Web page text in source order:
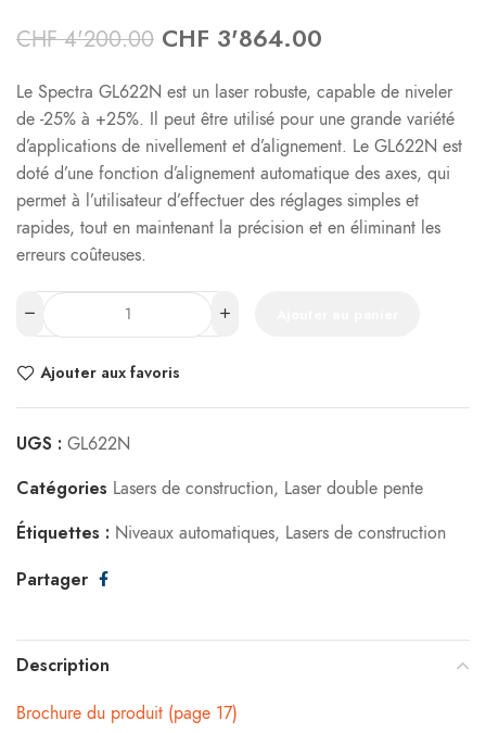
CHF4'200.00 CHF 3'864.00
Le Spectra GL622N est un laser robuste, capable de niveler
de -25% à +25%. Il peut être utilisé pour une grande variété
d’applications de nivellement et d’alignement. Le GL622N est
doté d’une fonction d’alignement automatique des axes, qui
permet à l’utilisateur d’effectuer des réglages simples et
rapides, tout en maintenant la précision et en éliminant les
erreurs coûteuses.
Ajouter aux favoris
UGS : GL622N
Catégories Lasers de construction, Laser double pente
Étiquettes : Niveaux automatiques, Lasers de construction
Partager
Description
Brochure du produit (page 17)